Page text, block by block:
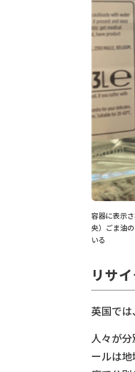
容器に表示
央）ごま油
いる
リサ
英国では
人々が
ールは地